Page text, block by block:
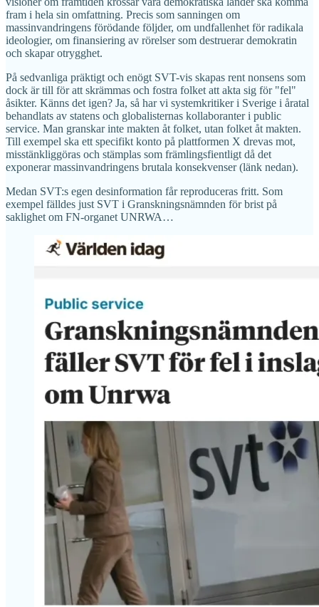
fram i hela sin omfattning. Precis som sanningen om
massinvandringens förödande följder, om undfallenhet för radikala
ideologier, om finansiering av rörelser som destruerar demokratin
och skapar otrygghet.
På sedvanliga präktigt och enögt SVT-vis skapas rent nonsens som
dock är till för att skrämmas och fostra folket att akta sig för "fel"
åsikter. Känns det igen? Ja, så har vi systemkritiker i Sverige i åratal
behandlats av statens och globalisternas kollaboranter i public
service. Man granskar inte makten åt folket, utan folket åt makten.
Till exempel ska ett specifikt konto på plattformen X drevas mot,
misstänkliggöras och stämplas som främlingsfientligt då det
exponerar massinvandringens brutala konsekvenser (länk nedan).
Medan SVT:s egen desinformation får reproduceras fritt. Som
exempel fälldes just SVT i Granskningsnämnden för brist på
saklighet om FN-organet UNRWA…